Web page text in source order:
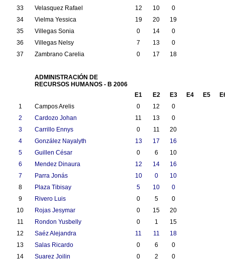
33
Velasquez Rafael 12 10
0
34
Vielma Yessica 19 20
19
35
Villegas Sonia 0 14
0
36
Villegas Nelsy 7 13
0
37
Zambrano Carelia 0 17 18
ADMINISTRACIÓN DE
RECURSOS HUMANOS - B 2006
E1
E2 E3 E4 E5
1
Campos Arelis 0 12
0
2
Cardozo Johan 11 13
0
3
Carrillo Ennys 0 11
20
4
González Nayalyth 13 17
16
5
Guillen César 0 6
10
6
Mendez Dinaura 12 14
16
7
Parra Jonás 10 0
10
8
Plaza Tibisay 5 10
0
9
Rivero Luis 0 5
0
10
Rojas Jesymar 0 15
20
11
Rondon Yusbelly 0 1
15
12
Saéz Alejandra 11 11
18
13
Salas Ricardo 0 6
0
14
Suarez Joilin 0 2
0